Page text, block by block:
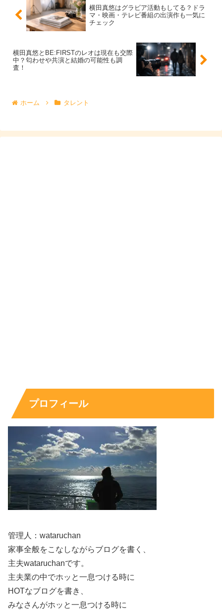
横田真悠のイッテQ出演はどんな感じ？出川
ガールズでの見どころ
次に知りたいのは「実際にどんな雰囲気で出ていたのか」
ファン目線だと嬉しいポイントでもあり、視聴者目線だ
いを素直に出せること
せる度胸です。横田真悠さんは、ふだんの仕事では見せに
くい“素の反応”が出やすいタイプに見られやすく、それが
番組との相性になりやすいと言われます。
出川ガールズは「笑いに振り切る」だけではなく、頑張っ
ている姿そのものが応援したくなる魅力にもなります。だ
からこそ、初登場の回で印象に残ると、その後に出番が間
隔が空いても「また見たい」と思われやすいのです。
ここを押さえると、後で出てくる
いう体感の正体も説明しやすくなります。
出演が不定期に見える理由は？ロケ型バラエティ
はスケジュールの影響が大きい
横田真悠はグラビア活動もしてる？ドラ
マ・映画・テレビ番組の出演作も一気に
チェック
横田真悠とBE:FIRSTのレオは現在も交際
中？匂わせや共演と結婚の可能性も調
査！
ホーム タレント
プロフィール
管理人：wataruchan
家事全般をこなしながらブログを書く、
主夫wataruchanです。
主夫業の中でホッと一息つける時に
HOTなブログを書き、
みなさんがホッと一息つける時に